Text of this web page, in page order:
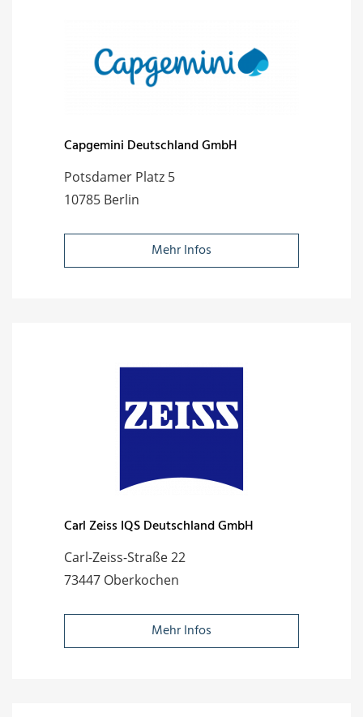
Capgemini Deutschland GmbH
Potsdamer Platz 5
10785 Berlin
Mehr Infos
Carl Zeiss IQS Deutschland GmbH
Carl-Zeiss-Straße 22
73447 Oberkochen
Mehr Infos